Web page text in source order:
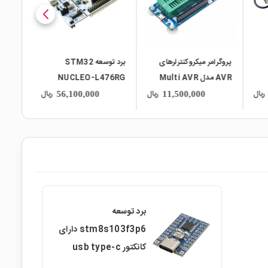
ریال
برد توسعه STM32
NUCLEO-L476RG
56,100,000 ریال
پروگرامر و دیباگر
PICKIT3.5
31,300,000 ریال
برد توسعه
stm8s103f3p6 دارای
کانکتور usb type-c